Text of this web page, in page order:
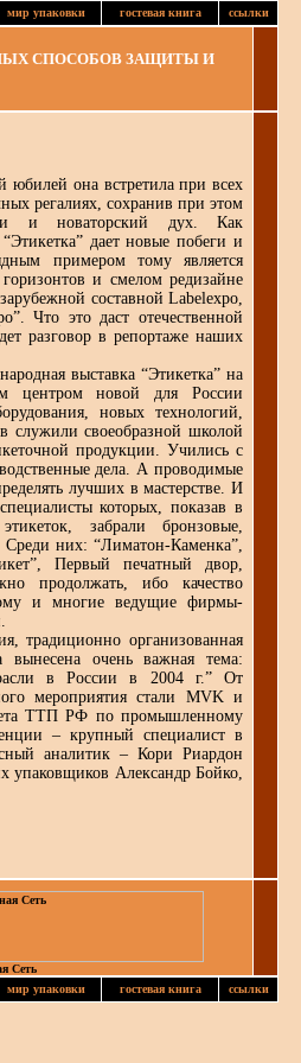
мир упаковки гостевая книга ссылки
СПОСОБОВ ЗАЩИТЫ И
она встретила при всех
регалиях, сохранив при этом
и новаторский дух. Как
дает новые побеги и
примером тому является
и смелом редизайне
составной Labelexpo,
Что это даст отечественной
разговор в репортаже наших
выставка “Этикетка” на
центром новой для России
новых технологий,
служили своеобразной школой
продукции. Учились с
дела. А проводимые
лучших в мастерстве. И
которых, показав в
забрали бронзовые,
Среди них: “Лиматон-Каменка”,
Первый печатный двор,
продолжать, ибо качество
и многие ведущие фирмы-
традиционно организованная
очень важная тема:
в России в 2004 г.” От
мероприятия стали MVK и
ТТП РФ по промышленному
– крупный специалист в
аналитик – Кори Риардон
упаковщиков Александр Бойко,
Сеть
мир упаковки гостевая книга ссылки